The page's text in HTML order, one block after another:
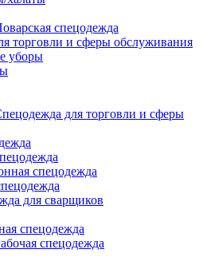
спецодежда
торговли и сферы обслуживания
уборы
для торговли и сферы
спецодежда
для сварщиков
спецодежда
спецодежда